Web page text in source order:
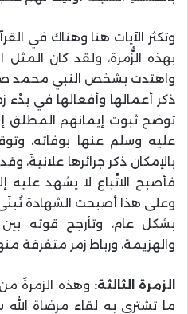
وتكثر الآيات هنا وهناك في
بهذه الزُّمرة، ولقد كان
واهتدت بشخص النبي محمد
ذكر أعمالها وأفعالها في بَدْء
توضح ثبوت إيمانهم المطلق
عليه وسلم عنها بوفاته،
بالإمكان ذكر جرائرها علانيةً،
فأصبح الاتِّباع لا يشهد عليه
وعلى هذا أصبحت الشهادة
بشكل عام، وتأرجح قوته بين
والهزيمة، ورباط زمر متفرقة
الزمرة الثالثة: وهذه الزمرةُ
ما تشتري به لقاء مرضاة